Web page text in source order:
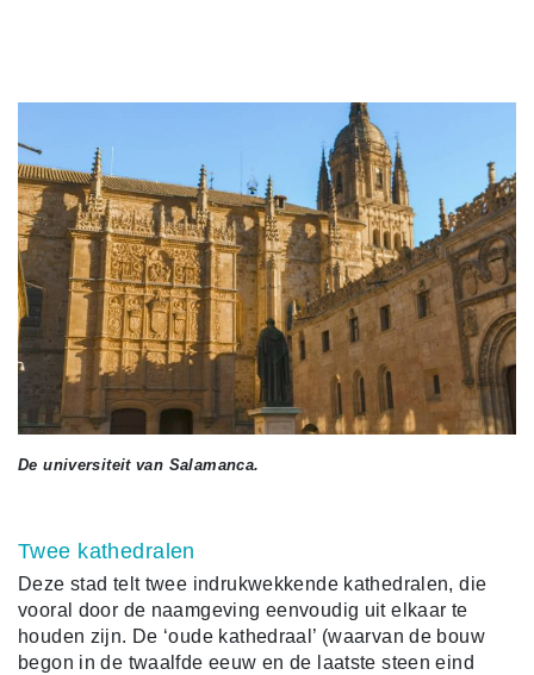
De universiteit van Salamanca.
Twee kathedralen
Deze stad telt twee indrukwekkende kathedralen, die
vooral door de naamgeving eenvoudig uit elkaar te
houden zijn. De ‘oude kathedraal’ (waarvan de bouw
begon in de twaalfde eeuw en de laatste steen eind